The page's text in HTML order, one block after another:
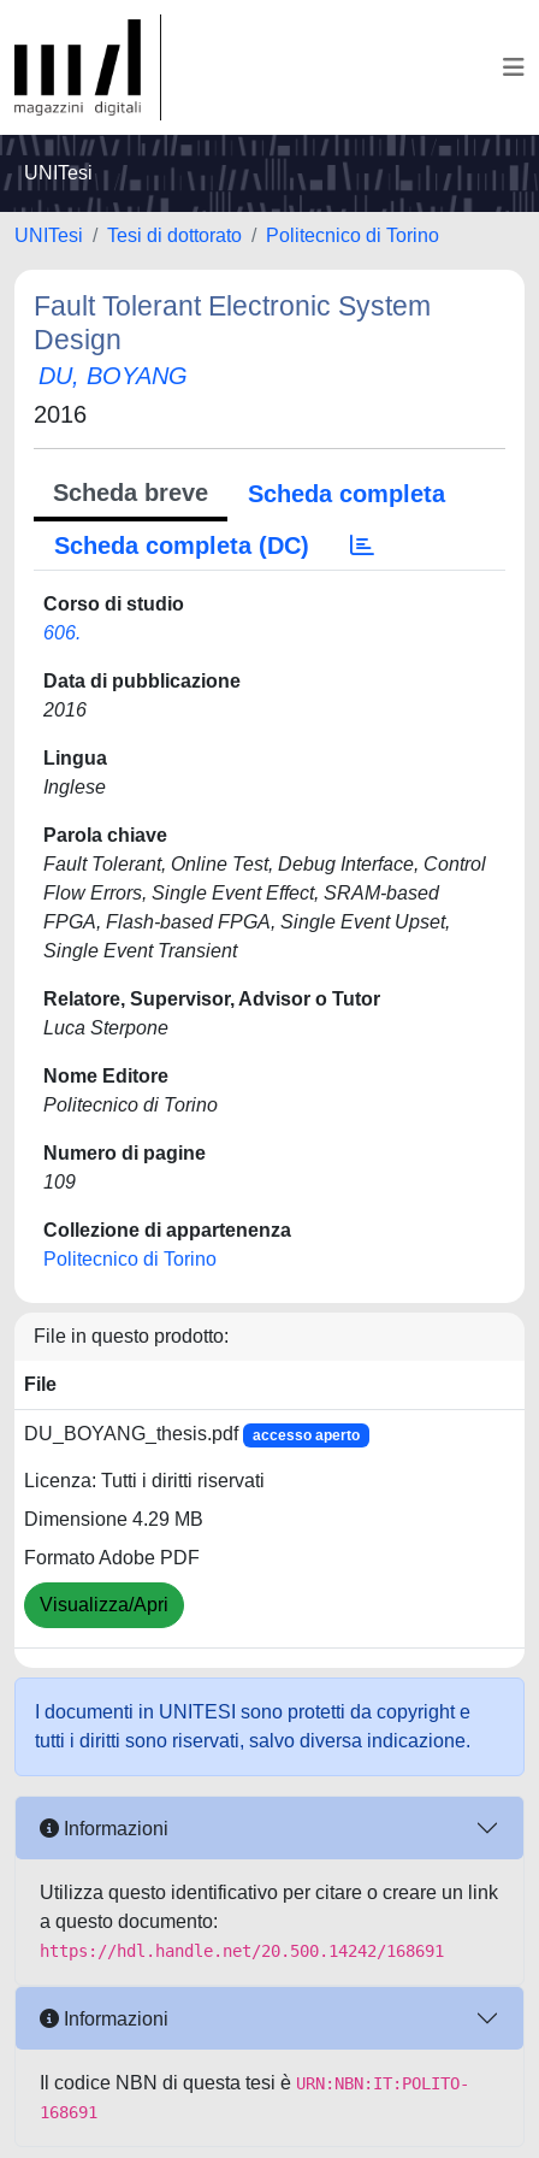
UNITesi
UNITesi Tesi di dottorato Politecnico di Torino
Fault Tolerant Electronic System
Design
DU, BOYANG
2016
Scheda breve
Scheda completa
Scheda completa (DC)
Corso di studio
606.
Data di pubblicazione
2016
Lingua
Inglese
Parola chiave
Fault Tolerant, Online Test, Debug Interface, Control
Flow Errors, Single Event Effect, SRAM-based
FPGA, Flash-based FPGA, Single Event Upset,
Single Event Transient
Relatore, Supervisor, Advisor o Tutor
Luca Sterpone
Nome Editore
Politecnico di Torino
Numero di pagine
109
Collezione di appartenenza
Politecnico di Torino
File in questo prodotto:
File
DU_BOYANG_thesis.pdf accesso aperto
Licenza: Tutti i diritti riservati
Dimensione 4.29 MB
Formato Adobe PDF
Visualizza/Apri
I documenti in UNITESI sono protetti da copyright e
tutti i diritti sono riservati, salvo diversa indicazione.
Informazioni
Utilizza questo identificativo per citare o creare un link
a questo documento:
https://hdl.handle.net/20.500.14242/168691
Informazioni
Il codice NBN di questa tesi è URN:NBN:IT:POLITO-
168691